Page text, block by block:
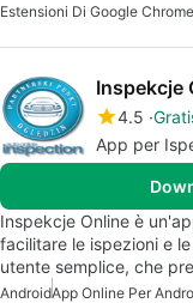
Estensioni Di Google Chrome
Inspekcje
4.5
App per
Inspekcje Online è
facilitare le ispezioni e
utente semplice, che
AndroidApp Online Per